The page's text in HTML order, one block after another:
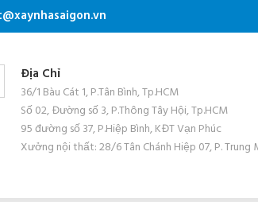
Địa Chỉ
36/1 Bàu Cát 1, P.Tân Bình, Tp.HCM
Số 02, Đường số 3, P.Thông Tây Hội, Tp.HCM
95 đường số 37, P.Hiệp Bình, KĐT Vạn Phúc
Xưởng nội thất: 28/6 Tân Chánh Hiệp 07, P. Trung